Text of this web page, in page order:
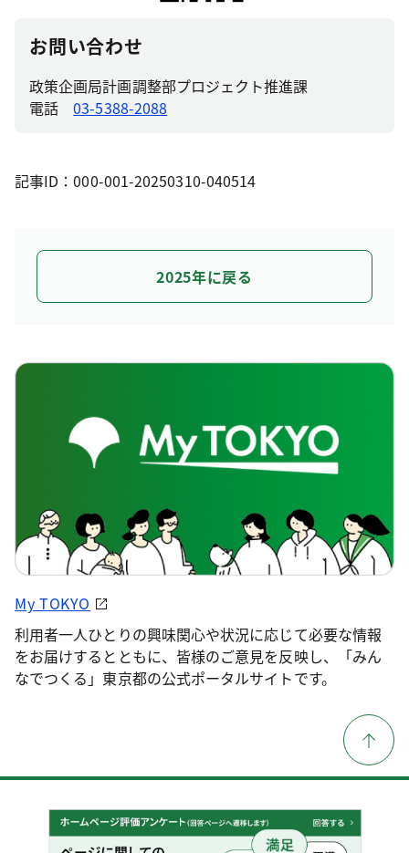
お問い合わせ
政策企画局計画調整部プロジェクト推進課
電話03-5388-2088
記事ID：000-001-20250310-040514
2025年に戻る
My TOKYO
利用者一人ひとりの興味関心や状況に応じて必要な情報
をお届けするとともに、皆様のご意見を反映し、「みん
なでつくる」東京都の公式ポータルサイトです。